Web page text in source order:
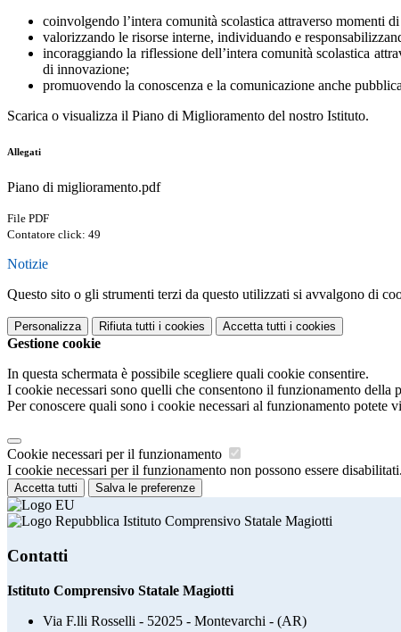
coinvolgendo l’intera comunità scolastica attraverso momenti
valorizzando le risorse interne, individuando e
incoraggiando la riflessione dell’intera comunità scolastica
di innovazione;
promuovendo la conoscenza e la comunicazione anche
Scarica o visualizza il Piano di Miglioramento del nostro Istituto.
Allegati
Piano di miglioramento.pdf
File PDF
Contatore click: 49
Notizie
Questo sito o gli strumenti terzi da questo utilizzati si avvalgono di
Personalizza Rifiuta tutti i cookies Accetta tutti i cookies
Gestione cookie
In questa schermata è possibile scegliere quali cookie consentire.
I cookie necessari sono quelli che consentono il funzionamento della
Per conoscere quali sono i cookie necessari al funzionamento potete
Cookie necessari per il funzionamento
I cookie necessari per il funzionamento non possono essere
Accetta tutti Salva le preferenze
Istituto Comprensivo Statale Magiotti
Contatti
Istituto Comprensivo Statale Magiotti
Via F.lli Rosselli - 52025 - Montevarchi - (AR)